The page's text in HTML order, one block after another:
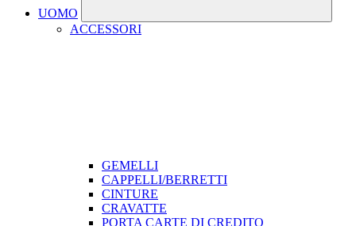
UOMO
ACCESSORI
GEMELLI
CAPPELLI/BERRETTI
CINTURE
CRAVATTE
PORTA CARTE DI CREDITO